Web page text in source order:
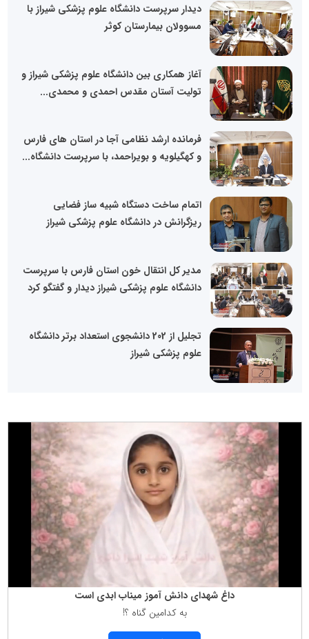
دیدار سرپرست دانشگاه علوم پزشکی شیراز با
مسوولان بیمارستان کوثر
آغاز همکاری بین دانشگاه علوم پزشکی شیراز و
تولیت آستان مقدس احمدی و محمدی...
فرمانده ارشد نظامی آجا در استان ‌های فارس
و کهگیلویه و بویراحمد، با سرپرست دانشگاه...
اتمام ساخت دستگاه شبیه ساز فضایی
ریزگرانش در دانشگاه علوم پزشکی شیراز
مدیر کل انتقال خون استان فارس با سرپرست
دانشگاه علوم پزشکی شیراز دیدار و گفتگو کرد
تجلیل از 202 دانشجوی استعداد برتر دانشگاه
علوم پزشکی شیراز
داغ شهدای دانش آموز میناب ابدی است
به كدامین گناه ؟!